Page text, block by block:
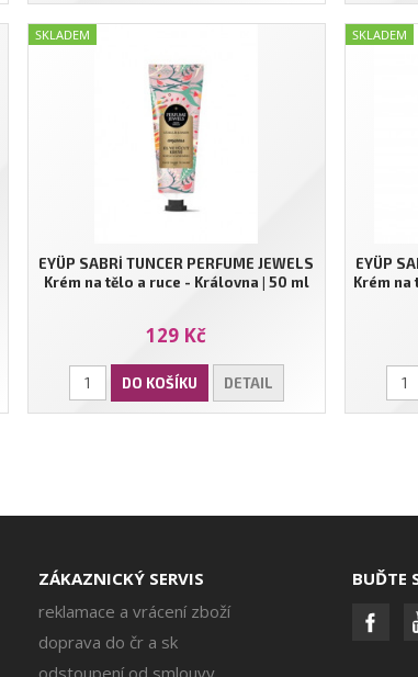
EYÜP SABRİ TUNCER PERFUME JEWELS
Krém na tělo a ruce - Královna | 50 ml
129 Kč
DO KOŠÍKU DETAIL
SKLADEM
EYÜP
Krém na
SKLADEM
ZÁKAZNICKÝ SERVIS
reklamace a vrácení zboží
doprava do čr a sk
odstoupení od smlouvy
BUĎTE